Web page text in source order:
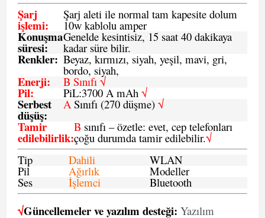
Şarj
işlemi:
Şarj aleti ile normal tam kapesite dolum
10w kablolu amper
Konuşma
süresi:
Genelde kesintisiz, 15 saat 40 dakikaya
kadar süre bilir.
Renkler: Beyaz, kırmızı, siyah, yeşil, mavi, gri,
bordo, siyah,
Enerji: B Sınıfı √
Pil: PiL:3700 A mAh √
Serbest
düşüş:
ASınıfı (270 düşme) √
Tamir
edilebilirlik:
B sınıfı – özetle: evet, cep telefonları
çoğu durumda tamir edilebilir.√
Tip
Dahili WLAN
Pil Ağırlık Modeller
Ses İşlemci Bluetooth
√Güncellemeler ve yazılım desteği: Yazılım